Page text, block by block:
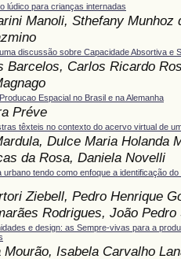
lúdico para crianças internadas
Manoli, Sthefany Munhoz
discussão sobre Capacidade Absortiva e
Barcelos, Carlos Ricardo
Espacial no Brasil e na Alemanha
Préve
têxteis no contexto do acervo virtual de
Dulce Maria Holanda
da Rosa, Daniela Novelli
urbano tendo como enfoque a identificação do
Ziebell, Pedro Henrique
Rodrigues, João Pedro
e design: as Sempre-vivas para a
Mourão, Isabela Carvalho